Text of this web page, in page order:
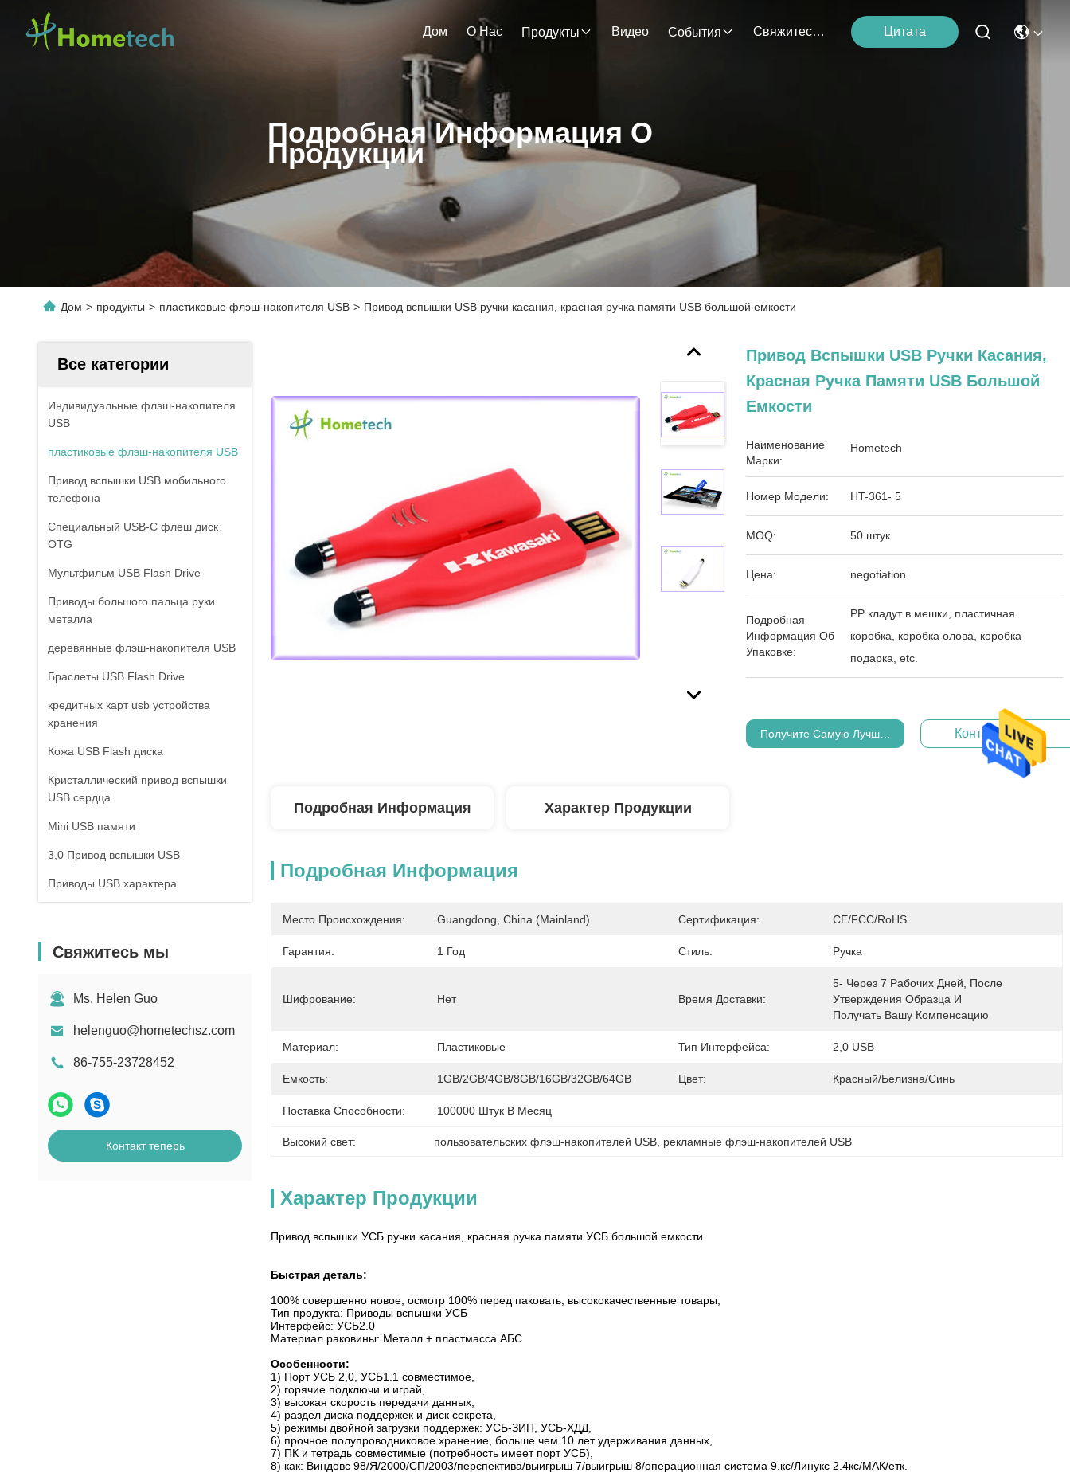
Дом О Нас Продукты Видео События Свяжитесь Мы Цитата
Подробная Информация О
Продукции
Дом > продукты > пластиковые флэш-накопителя USB > Привод вспышки USB ручки касания, красная ручка памяти USB большой емкости
Все категории
Индивидуальные флэш-накопителя
USB
пластиковые флэш-накопителя USB
Привод вспышки USB мобильного
телефона
Специальный USB-C флеш диск
OTG
Мультфильм USB Flash Drive
Приводы большого пальца руки
металла
деревянные флэш-накопителя USB
Браслеты USB Flash Drive
кредитных карт usb устройства
хранения
Кожа USB Flash диска
Кристаллический привод вспышки
USB сердца
Mini USB памяти
3,0 Привод вспышки USB
Приводы USB характера
Банк силы губной помады
Приводы вспышки USB талрепа
Свяжитесь мы
Ms. Helen Guo
helenguo@hometechsz.com
86-755-23728452
Контакт теперь
Привод Вспышки USB Ручки Касания,
Красная Ручка Памяти USB Большой
Емкости
Наименование
Марки:
Hometech
Номер Модели: HT-361- 5
MOQ: 50 штук
Цена: negotiation
Подробная
Информация Об
Упаковке:
PP кладут в мешки, пластичная
коробка, коробка олова, коробка
подарка, etc.
Получите Самую Лучшую Цену Контакт Теперь
Подробная Информация Характер Продукции
Подробная Информация
Место Происхождения: Guangdong, China (Mainland) Сертификация: CE/FCC/RoHS
Гарантия: 1 Год Стиль: Ручка
Шифрование: Нет Время Доставки:
5- Через 7 Рабочих Дней, После
Утверждения Образца И
Получать Вашу Компенсацию
Материал: Пластиковые Тип Интерфейса: 2,0 USB
Емкость: 1GB/2GB/4GB/8GB/16GB/32GB/64GB Цвет: Красный/белизна/синь
Поставка Способности: 100000 Штук В Месяц
Высокий свет: пользовательских флэш-накопителей USB, рекламные флэш-накопителей USB
Характер Продукции
Привод вспышки УСБ ручки касания, красная ручка памяти УСБ большой емкости
Быстрая деталь:
100% совершенно новое, осмотр 100% перед паковать, высококачественные товары,
Тип продукта: Приводы вспышки УСБ
Интерфейс: УСБ2.0
Материал раковины: Металл + пластмасса АБС
Особенности:
1) Порт УСБ 2,0, УСБ1.1 совместимое,
2) горячие подключи и играй,
3) высокая скорость передачи данных,
4) раздел диска поддержек и диск секрета,
5) режимы двойной загрузки поддержек: УСБ-ЗИП, УСБ-ХДД,
6) прочное полупроводниковое хранение, больше чем 10 лет удерживания данных,
7) ПК и тетрадь совместимые (потребность имеет порт УСБ),
8) как: Виндовс 98/Я/2000/СП/2003/перспектива/выигрыш 7/выигрыш 8/операционная система 9.кс/Линукс 2.4кс/МАК/етк.